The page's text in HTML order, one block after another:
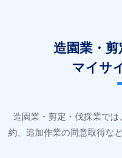
造園業・
マイサ
造園業・剪定・伐採業で
約、追加作業の同意取得な